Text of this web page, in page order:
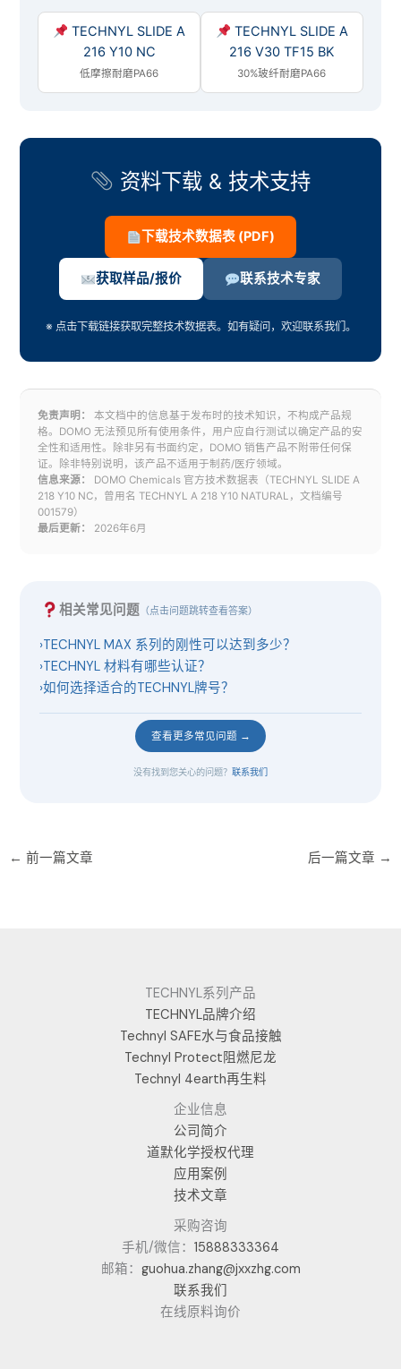
TECHNYL SLIDE A
216 Y10 NC
低摩擦耐磨PA66
TECHNYL SLIDE A
216 V30 TF15 BK
30%玻纤耐磨PA66
资料下载 & 技术支持
下载技术数据表 (PDF)
获取样品/报价 联系技术专家
※ 点击下载链接获取完整技术数据表。如有疑问，欢迎联系我们。
免责声明：
本文档中的信息基于发布时的技术知识，不构成产品规
格。DOMO 无法预见所有使用条件，用户应自行测试以确定产品的安
全性和适用性。除非另有书面约定，DOMO 销售产品不附带任何保
证。除非特别说明，该产品不适用于制药/医疗领域。
信息来源：
DOMO Chemicals 官方技术数据表（TECHNYL SLIDE A
218 Y10 NC，曾用名 TECHNYL A 218 Y10 NATURAL，文档编号
001579）
最后更新：
2026年6月
相关常见问题（点击问题跳转查看答案）
›TECHNYL MAX 系列的刚性可以达到多少？
›TECHNYL 材料有哪些认证？
›如何选择适合的TECHNYL牌号？
查看更多常见问题 →
没有找到您关心的问题？ 联系我们
← 前一篇文章 后一篇文章 →
TECHNYL系列产品
TECHNYL品牌介绍
Technyl SAFE水与食品接触
Technyl Protect阻燃尼龙
Technyl 4earth再生料
企业信息
公司简介
道默化学授权代理
应用案例
技术文章
采购咨询
手机/微信： 15888333364
邮箱： guohua.zhang@jxxzhg.com
联系我们
在线原料询价